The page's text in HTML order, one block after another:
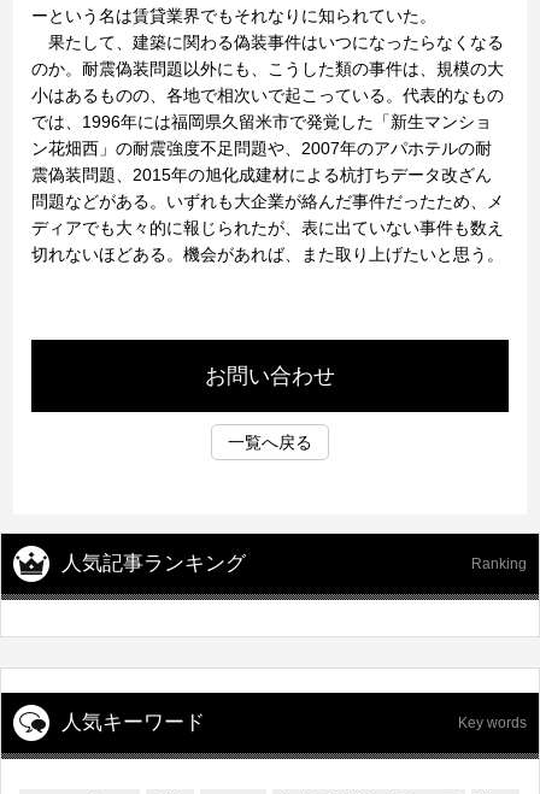
ーという名は賃貸業界でもそれなりに知られていた。
果たして、建築に関わる偽装事件はいつになったらなくなる
のか。耐震偽装問題以外にも、こうした類の事件は、規模の大
小はあるものの、各地で相次いで起こっている。代表的なもの
では、1996年には福岡県久留米市で発覚した「新生マンショ
ン花畑西」の耐震強度不足問題や、2007年のアパホテルの耐
震偽装問題、2015年の旭化成建材による杭打ちデータ改ざん
問題などがある。いずれも大企業が絡んだ事件だったため、メ
ディアでも大々的に報じられたが、表に出ていない事件も数え
切れないほどある。機会があれば、また取り上げたいと思う。
お問い合わせ
一覧へ戻る
人気記事ランキング Ranking
人気キーワード Key words